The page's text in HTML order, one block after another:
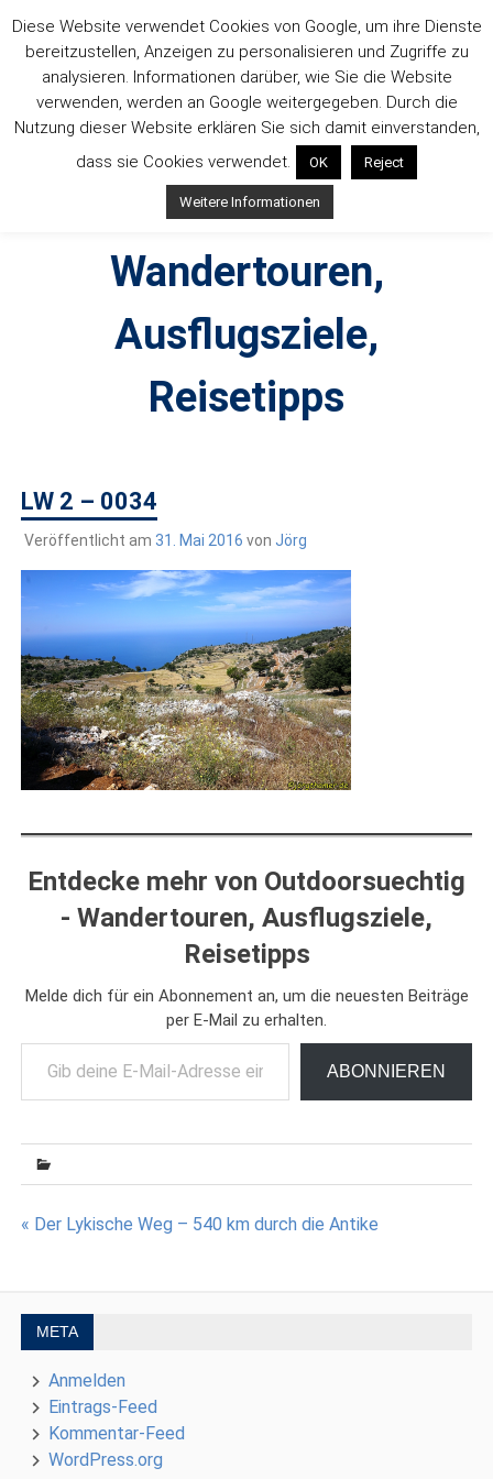
Inhalt
springen
Outdoorsuechtig –
Wandertouren,
Ausflugsziele,
Reisetipps
draußen sind. In Deutschland und überall!
LW 2 – 0034
Veröffentlicht am 31. Mai 2016 von Jörg
Entdecke mehr von Outdoorsuechtig
- Wandertouren, Ausflugsziele,
Reisetipps
Melde dich für ein Abonnement an, um die neuesten Beiträge
per E-Mail zu erhalten.
Gib deine E-Mail-Adresse ein ...
ABONNIEREN
Beitragsnavigation
« Der Lykische Weg – 540 km durch die Antike
META
Anmelden
Eintrags-Feed
Kommentar-Feed
WordPress.org
Diese Website verwendet Cookies von Google, um ihre Dienste
bereitzustellen, Anzeigen zu personalisieren und Zugriffe zu
analysieren. Informationen darüber, wie Sie die Website
verwenden, werden an Google weitergegeben. Durch die
Nutzung dieser Website erklären Sie sich damit einverstanden,
dass sie Cookies verwendet.
OK Reject
Weitere Informationen